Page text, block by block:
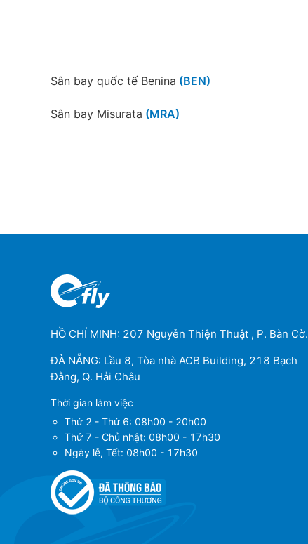
Sân bay quốc tế Benina (BEN)
Sân bay Misurata (MRA)
HỒ CHÍ MINH: 207 Nguyễn Thiện Thuật , P. Bàn Cờ.
ĐÀ NẴNG: Lầu 8, Tòa nhà ACB Building, 218 Bạch
Đằng, Q. Hải Châu
Thời gian làm việc
Thứ 2 - Thứ 6: 08h00 - 20h00
Thứ 7 - Chủ nhật: 08h00 - 17h30
Ngày lễ, Tết: 08h00 - 17h30